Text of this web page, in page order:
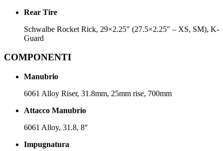
Rear Tire
Schwalbe Rocket Rick, 29×2.25″ (27.5×2.25″ – XS, SM), K-
Guard
COMPONENTI
Manubrio
6061 Alloy Riser, 31.8mm, 25mm rise, 700mm
Attacco Manubrio
6061 Alloy, 31.8, 8°
Impugnatura